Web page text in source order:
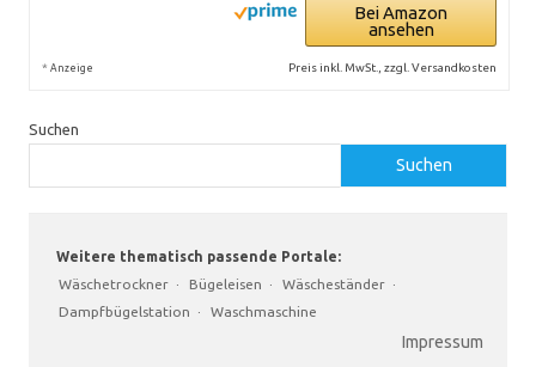
Bei Amazon
ansehen
* Anzeige Preis inkl. MwSt., zzgl. Versandkosten
Suchen
Suchen
Weitere thematisch passende Portale:
Wäschetrockner · Bügeleisen · Wäscheständer ·
Dampfbügelstation · Waschmaschine
Impressum